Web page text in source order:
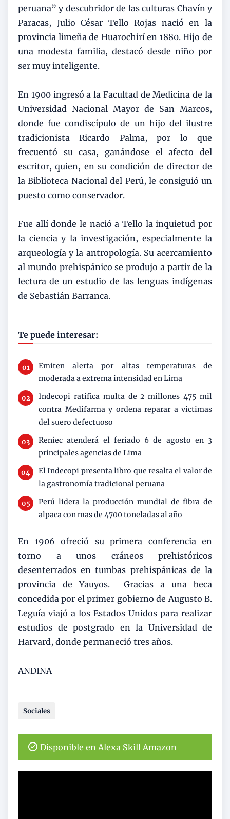
peruana” y descubridor de las culturas Chavín y
Paracas, Julio César Tello Rojas nació en la
provincia limeña de Huarochirí en 1880. Hijo de
una modesta familia, destacó desde niño por
ser muy inteligente.
En 1900 ingresó a la Facultad de Medicina de la
Universidad Nacional Mayor de San Marcos,
donde fue condiscípulo de un hijo del ilustre
tradicionista Ricardo Palma, por lo que
frecuentó su casa, ganándose el afecto del
escritor, quien, en su condición de director de
la Biblioteca Nacional del Perú, le consiguió un
puesto como conservador.
Fue allí donde le nació a Tello la inquietud por
la ciencia y la investigación, especialmente la
arqueología y la antropología. Su acercamiento
al mundo prehispánico se produjo a partir de la
lectura de un estudio de las lenguas indígenas
de Sebastián Barranca.
Te puede interesar:
Emiten alerta por altas temperaturas de
moderada a extrema intensidad en Lima
Indecopi ratifica multa de 2 millones 475 mil
contra Medifarma y ordena reparar a victimas
del suero defectuoso
Reniec atenderá el feriado 6 de agosto en 3
principales agencias de Lima
El Indecopi presenta libro que resalta el valor de
la gastronomía tradicional peruana
Perú lidera la producción mundial de fibra de
alpaca con mas de 4700 toneladas al año
En 1906 ofreció su primera conferencia en
torno a unos cráneos prehistóricos
desenterrados en tumbas prehispánicas de la
provincia de Yauyos. Gracias a una beca
concedida por el primer gobierno de Augusto B.
Leguía viajó a los Estados Unidos para realizar
estudios de postgrado en la Universidad de
Harvard, donde permaneció tres años.
ANDINA
Sociales
Disponible en Alexa Skill Amazon